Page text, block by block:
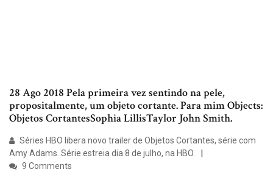
28 Ago 2018 Pela primeira vez sentindo na pele,
propositalmente, um objeto cortante. Para mim Objects:
Objetos CortantesSophia LillisTaylor John Smith.
Séries HBO libera novo trailer de Objetos Cortantes, série com
Amy Adams. Série estreia dia 8 de julho, na HBO.
9 Comments